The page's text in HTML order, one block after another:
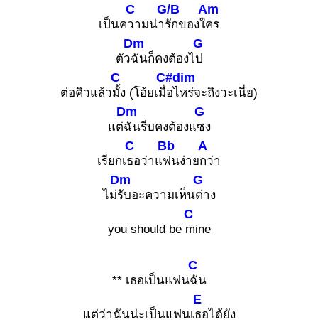
เป็นค
C
วามน่า
G/B
รักของใ
Am
คร
ตัว
Dm
ฉันก็คงต้องไ
G
ป
ต่อคิวแล้ว
C
มั้ง (โอ้ยเมื่
C#dim
อไหร่จะถึงวะเนี่ย)
แต่
Dm
ฉันรีบคงต้องแ
G
ซง
เรียกเ
C
ธอว่าแ
Bb
ฟนง่าย
A
กว่า
ไม่
Dm
รับอะความเห็น
G
ต่าง
you should be
C
mine
** เธอเป็นแฟน
C
ฉัน
แต่ว่าฉันน่ะเป็นแฟนเ
E
ธอได้ยัง